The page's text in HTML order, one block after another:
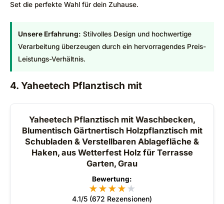
Set die perfekte Wahl für dein Zuhause.
Unsere Erfahrung: Stilvolles Design und hochwertige
Verarbeitung überzeugen durch ein hervorragendes Preis-
Leistungs-Verhältnis.
4. Yaheetech Pflanztisch mit
Yaheetech Pflanztisch mit Waschbecken,
Blumentisch Gärtnertisch Holzpflanztisch mit
Schubladen & Verstellbaren Ablagefläche &
Haken, aus Wetterfest Holz für Terrasse
Garten, Grau
Bewertung:
★★★★★
★
4.1/5 (672 Rezensionen)